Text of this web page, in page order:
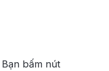
Bạn bấm nút